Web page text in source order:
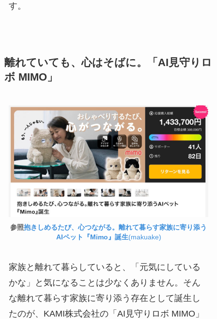
す。
離れていても、心はそばに。「 AI見守りロ
ボ MIMO」
参照抱きしめるたび、心つながる。離れて暮らす家族に寄り添う
AIペット『Mimo』誕生(makuake)
家族と離れて暮らしていると、「元気にしている
かな」と気になることは少なくありません。そん
な離れて暮らす家族に寄り添う存在として誕生し
たのが、KAMI株式会社の「AI見守りロボ MIMO」